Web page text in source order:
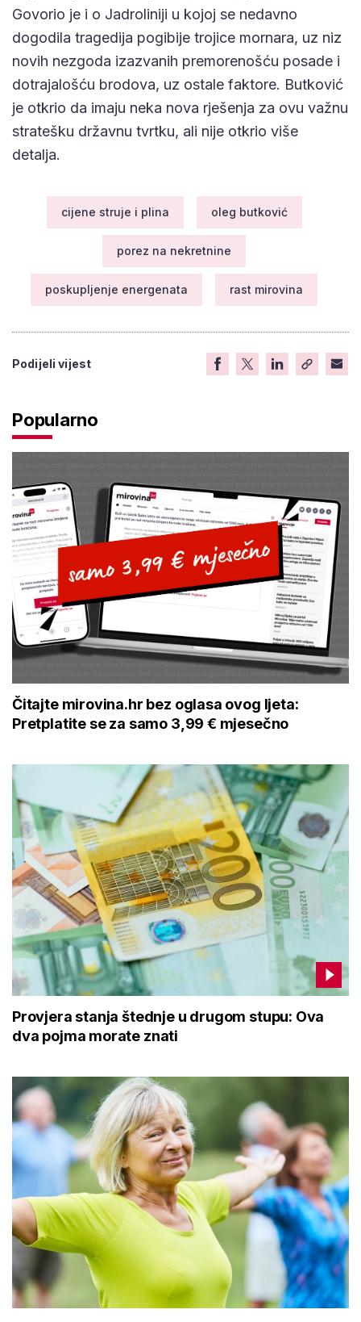
Govorio je i o Jadroliniji u kojoj se nedavno
dogodila tragedija pogibije trojice mornara, uz niz
novih nezgoda izazvanih premorenošću posade i
dotrajalošću brodova, uz ostale faktore. Butković
je otkrio da imaju neka nova rješenja za ovu važnu
stratešku državnu tvrtku, ali nije otkrio više
detalja.
cijene struje i plina oleg butković
porez na nekretnine
poskupljenje energenata rast mirovina
Podijeli vijest
Popularno
Čitajte mirovina.hr bez oglasa ovog ljeta:
Pretplatite se za samo 3,99 € mjesečno
Provjera stanja štednje u drugom stupu: Ova
dva pojma morate znati